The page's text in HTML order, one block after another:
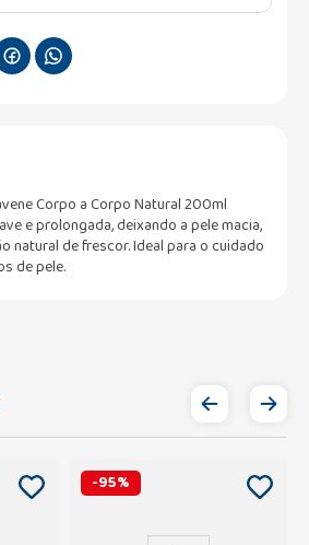
Corpo a Corpo Natural 200ml
e prolongada, deixando a pele macia,
natural de frescor. Ideal para o cuidado
de pele.
-95%